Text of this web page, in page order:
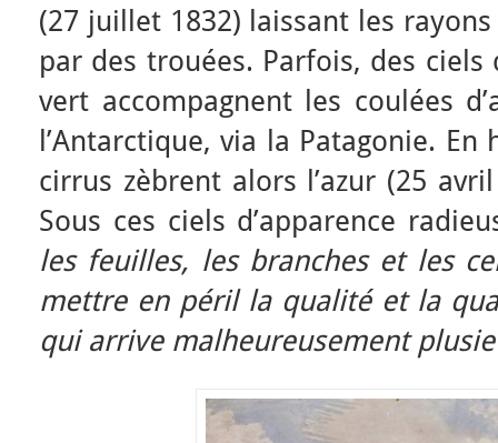
(27 juillet 1832) laissant les
par des trouées. Parfois, des
vert accompagnent les coulées
l’Antarctique, via la Patagonie.
cirrus zèbrent alors l’azur (25
Sous ces ciels d’apparence
les feuilles, les branches et les
mettre en péril la qualité et la
qui arrive malheureusement